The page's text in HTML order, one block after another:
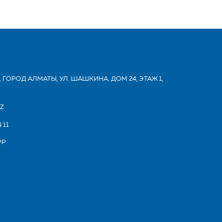
ГОРОД АЛМАТЫ, УЛ. ШАШКИНА, ДОМ 24, ЭТАЖ 1,